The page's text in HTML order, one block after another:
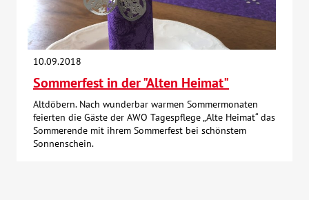
10.09.2018
Sommerfest in der "Alten Heimat"
Altdöbern. Nach wunderbar warmen Sommermonaten
feierten die Gäste der AWO Tagespflege „Alte Heimat“ das
Sommerende mit ihrem Sommerfest bei schönstem
Sonnenschein.